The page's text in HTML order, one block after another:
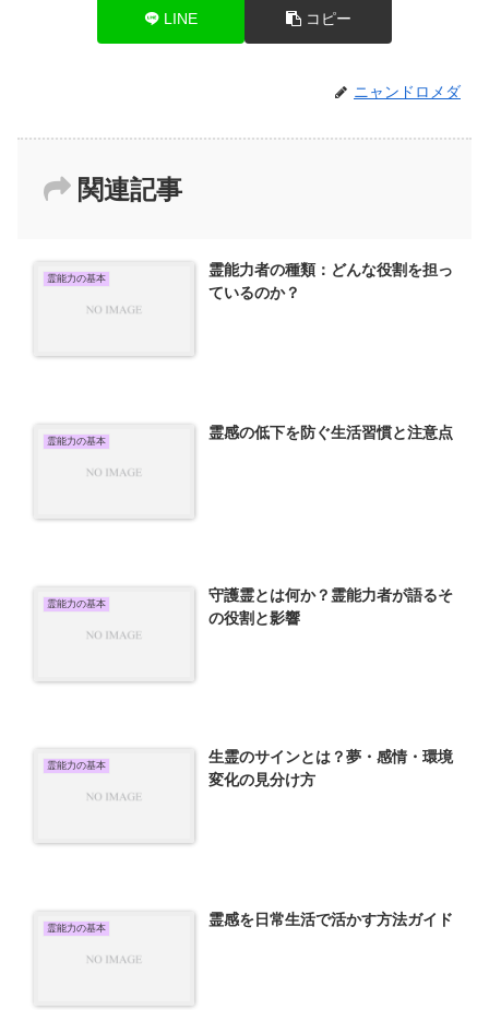
LINE コピー
ニャンドロメダ
関連記事
霊能力の基本
霊能力者の種類：どんな役割を担っ
ているのか？
霊能力の基本 霊感の低下を防ぐ生活習慣と注意点
霊能力の基本
守護霊とは何か？霊能力者が語るそ
の役割と影響
霊能力の基本
生霊のサインとは？夢・感情・環境
変化の見分け方
霊能力の基本 霊感を日常生活で活かす方法ガイド